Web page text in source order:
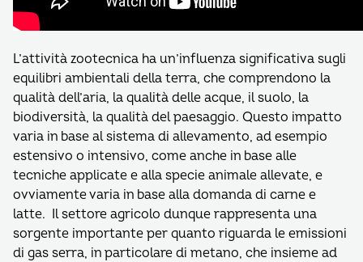
L’attività zootecnica ha un’influenza significativa sugli
equilibri ambientali della terra, che comprendono la
qualità dell’aria, la qualità delle acque, il suolo, la
biodiversità, la qualità del paesaggio. Questo impatto
varia in base al sistema di allevamento, ad esempio
estensivo o intensivo, come anche in base alle
tecniche applicate e alla specie animale allevate, e
ovviamente varia in base alla domanda di carne e
latte. Il settore agricolo dunque rappresenta una
sorgente importante per quanto riguarda le emissioni
di gas serra, in particolare di metano, che insieme ad